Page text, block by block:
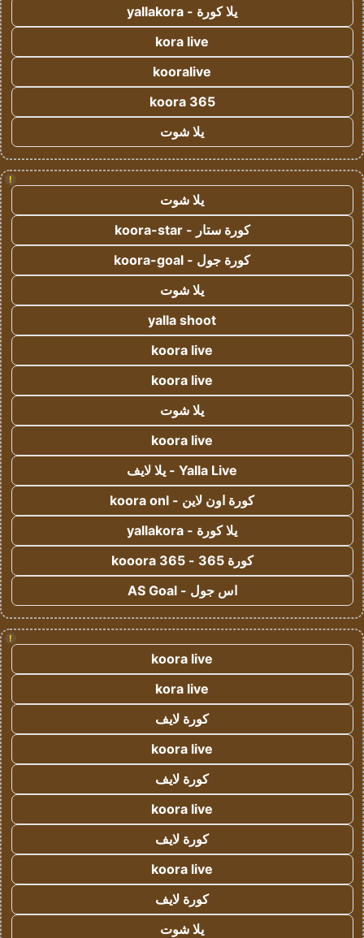
يلا كورة - yallakora
kora live
kooralive
koora 365
يلا شوت
!
يلا شوت
كورة ستار - koora-star
كورة جول - koora-goal
يلا شوت
yalla shoot
koora live
koora live
يلا شوت
koora live
Yalla Live - يلا لايف
كورة اون لاين - koora onl
يلا كورة - yallakora
كورة 365 - kooora 365
اس جول - AS Goal
!
koora live
kora live
كورة لايف
koora live
كورة لايف
koora live
كورة لايف
koora live
كورة لايف
يلا شوت